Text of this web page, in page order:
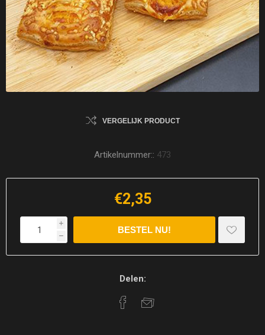
VERGELIJK PRODUCT
Artikelnummer:: 473
€2,35
i
h
Delen: